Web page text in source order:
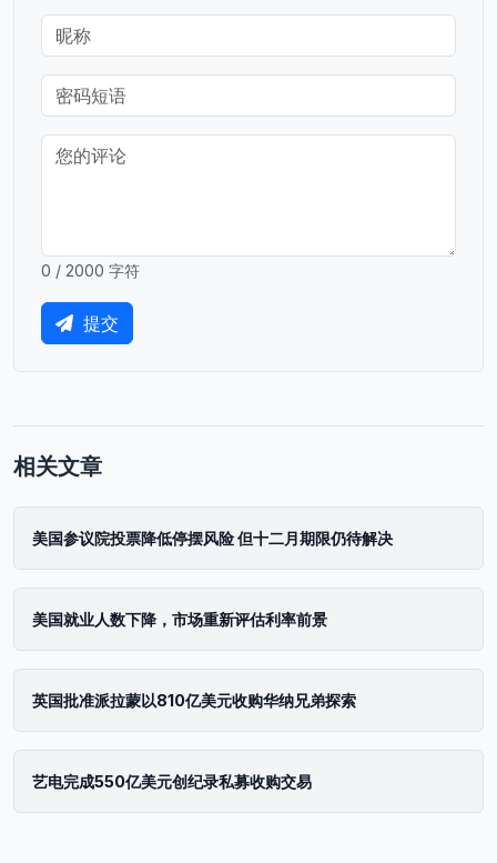
0 / 2000 字符
提交
相关文章
美国参议院投票降低停摆风险 但十二月期限仍待解决
美国就业人数下降，市场重新评估利率前景
英国批准派拉蒙以810亿美元收购华纳兄弟探索
艺电完成550亿美元创纪录私募收购交易